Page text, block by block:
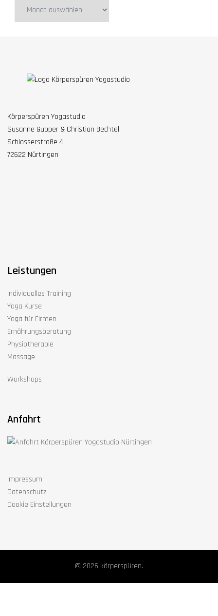
Körperspüren Yogastudio
Susanne Gupper & Christian Bechtel
Schlosserstraße 4
72622 Nürtingen
Leistungen
Individuelles Training
Yoga Kurse
Yoga für Firmen
Ernährungsberatung
Physiotherapie
Massage
Workshops
Anfahrt
Impressum
Datenschutz
Cookie Einstellungen
© 2026 körperspüren.